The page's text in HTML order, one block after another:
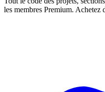
les membres Premium. Achetez